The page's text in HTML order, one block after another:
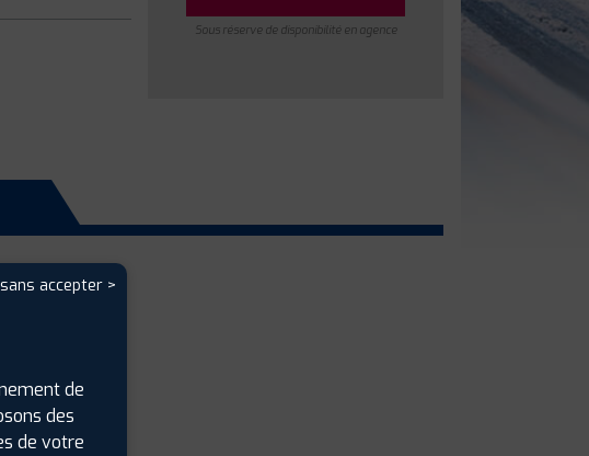
Sous réserve de disponibilité en agence
accepter >
de
des
de votre